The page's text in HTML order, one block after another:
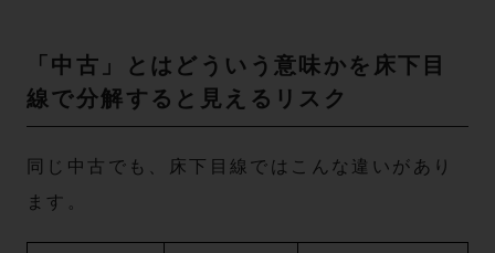
「中古」とはどういう意味かを床下目
線で分解すると見えるリスク
同じ中古でも、床下目線ではこんな違いがあり
ます。